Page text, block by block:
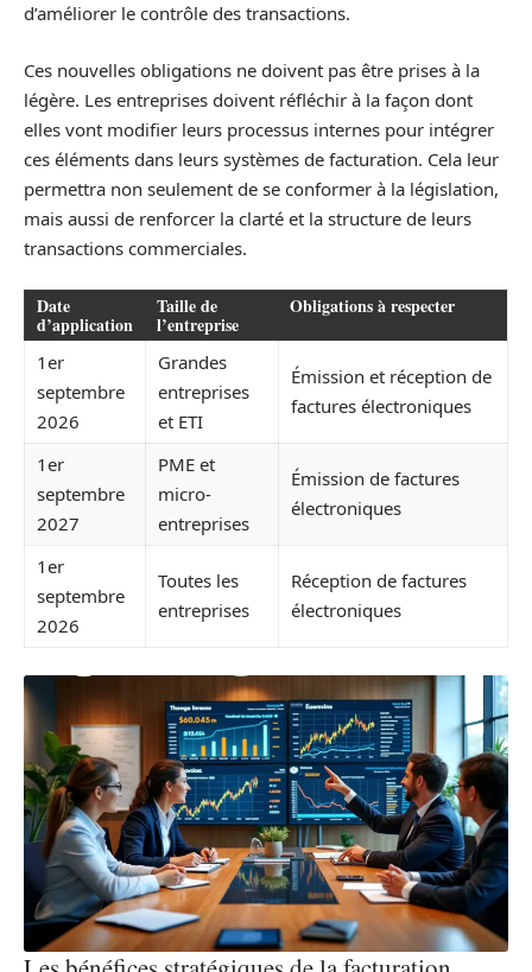
d’améliorer le contrôle des transactions.
Ces nouvelles obligations ne doivent pas être prises à la
légère. Les entreprises doivent réfléchir à la façon dont
elles vont modifier leurs processus internes pour intégrer
ces éléments dans leurs systèmes de facturation. Cela leur
permettra non seulement de se conformer à la législation,
mais aussi de renforcer la clarté et la structure de leurs
transactions commerciales.
Date
d’application
Taille de
l’entreprise
Obligations à respecter
1er
septembre
2026
Grandes
entreprises
et ETI
Émission et réception de
factures électroniques
1er
septembre
2027
PME et
micro-
entreprises
Émission de factures
électroniques
1er
septembre
2026
Toutes les
entreprises
Réception de factures
électroniques